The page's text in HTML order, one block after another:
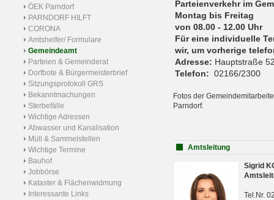
ÖEK Parndorf
PARNDORF HILFT
CORONA
Amtshelfer/ Formulare
Gemeindeamt
Parteien & Gemeinderat
Dorfbote & Bürgermeisterbrief
Sitzungsprotokoll GRS
Bekanntmachungen
Sterbefälle
Wichtige Adressen
Abwasser und Kanalisation
Müll & Sammelstellen
Wichtige Termine
Bauhof
Jobbörse
Kataster & Flächenwidmung
Interessante Links
Parteienverkehr
Montag bis Freitag
von 08.00 - 12.00 Uhr
Für eine individuelle
wir, um vorherige
Adresse: Hauptstraße
Telefon: 02166/2300
Fotos der
Parndorf.
Amtsleitung
Sigrid
Tel.Nr.